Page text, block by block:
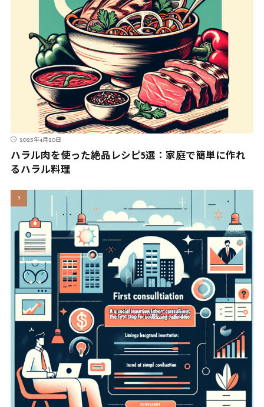
2025年4月20日
ハラル肉を使った絶品レシピ5選：家庭で簡単に作れ
るハラル料理